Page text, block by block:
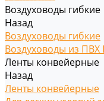
Воздуховоды гибкие
Назад
Воздуховоды гибкие
Воздуховоды из ПВХ
Ленты конвейерные
Назад
Ленты конвейерные